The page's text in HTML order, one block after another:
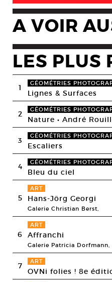
A VOIR
LES PLUS
1 GÉOMÉTRIES
Lignes & Surfaces
2 GÉOMÉTRIES
Nature • André
3 GÉOMÉTRIES
Escaliers
4 GÉOMÉTRIES
Bleu du ciel
5
ART
Hans-Jörg Georgi
Galerie Christian Berst,
6
ART
Affranchi
Galerie Patricia Dorfmann,
7 ART
OVNi folies ! 8e